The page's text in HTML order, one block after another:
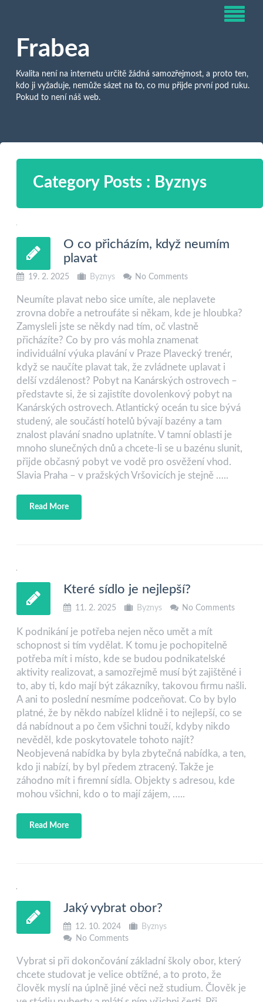
Frabea
Kvalita není na internetu určitě žádná samozřejmost, a proto ten,
kdo ji vyžaduje, nemůže sázet na to, co mu přijde první pod ruku.
Pokud to není náš web.
Category Posts : Byznys
O co přicházím, když neumím
plavat
19. 2. 2025 Byznys No Comments
Neumíte plavat nebo sice umíte, ale neplavete
zrovna dobře a netroufáte si někam, kde je hloubka?
Zamysleli jste se někdy nad tím, oč vlastně
přicházíte? Co by pro vás mohla znamenat
individuální výuka plavání v Praze Plavecký trenér,
když se naučíte plavat tak, že zvládnete uplavat i
delší vzdálenost? Pobyt na Kanárských ostrovech –
představte si, že si zajistíte dovolenkový pobyt na
Kanárských ostrovech. Atlantický oceán tu sice bývá
studený, ale součástí hotelů bývají bazény a tam
znalost plavání snadno uplatníte. V tamní oblasti je
mnoho slunečných dnů a chcete-li se u bazénu slunit,
přijde občasný pobyt ve vodě pro osvěžení vhod.
Slavia Praha – v pražských Vršovicích je stejně …..
Read More
Které sídlo je nejlepší?
11. 2. 2025 Byznys No Comments
K podnikání je potřeba nejen něco umět a mít
schopnost si tím vydělat. K tomu je pochopitelně
potřeba mít i místo, kde se budou podnikatelské
aktivity realizovat, a samozřejmě musí být zajištěné i
to, aby ti, kdo mají být zákazníky, takovou firmu našli.
A ani to poslední nesmíme podceňovat. Co by bylo
platné, že by někdo nabízel klidně i to nejlepší, co se
dá nabídnout a po čem všichni touží, kdyby nikdo
nevěděl, kde poskytovatele tohoto najít?
Neobjevená nabídka by byla zbytečná nabídka, a ten,
kdo ji nabízí, by byl předem ztracený. Takže je
záhodno mít i firemní sídla. Objekty s adresou, kde
mohou všichni, kdo o to mají zájem, …..
Read More
Jaký vybrat obor?
12. 10. 2024
Byznys
No Comments
Vybrat si při dokončování základní školy obor, který
chcete studovat je velice obtížné, a to proto, že
člověk myslí na úplně jiné věci než studium. Člověk je